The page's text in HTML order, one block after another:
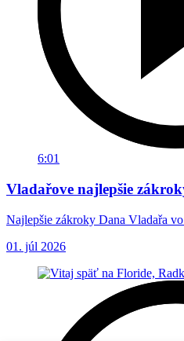
6:01
Vladařove najlepšie
Najlepšie zákroky Dana Vladařa
01. júl 2026